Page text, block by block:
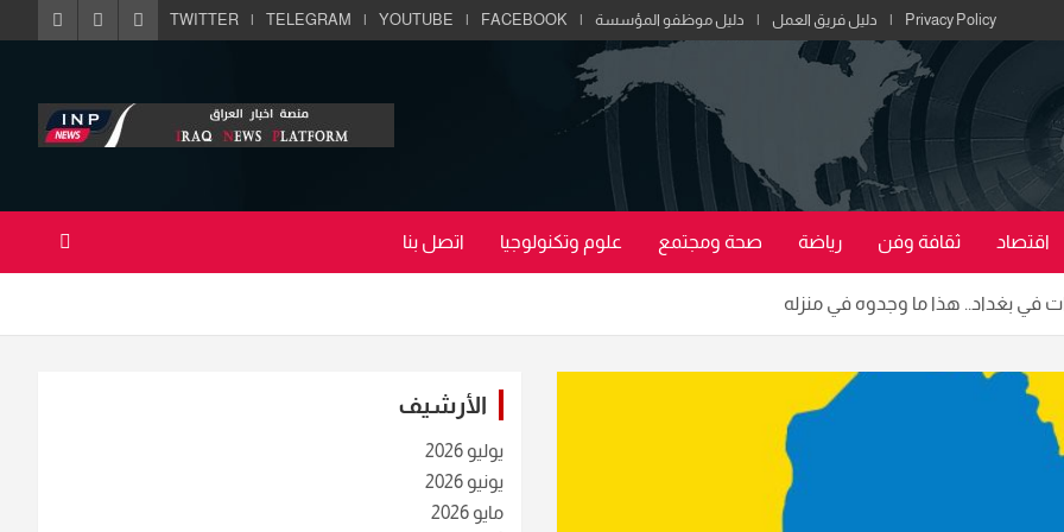
Privacy Policy دليل فريق العمل دليل موظفو المؤسسة FACEBOOK
YOUTUBE
TELEGRAM
TWITTER
اقتصاد ثقافة وفن رياضة صحة ومجتمع علوم وتكنولوجيا اتصل بنا
في بغداد.. هذا ما وجدوه في منزله
الأرشيف
يوليو 2026
يونيو 2026
مايو 2026